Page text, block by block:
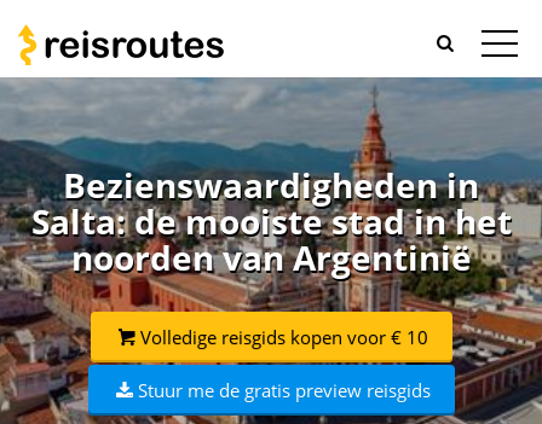
Bezienswaardigheden in
Salta: de mooiste stad in het
noorden van Argentinië
Volledige reisgids kopen voor € 10
Stuur me de gratis preview reisgids